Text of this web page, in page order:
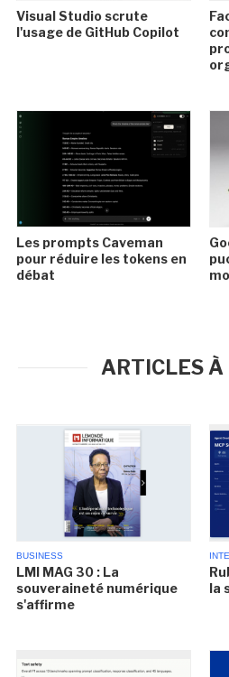
Visual Studio scrute
l'usage de GitHub Copilot
Les prompts Caveman
pour réduire les tokens en
débat
ARTICLES À
BUSINESS
LMI MAG 30 : La
souveraineté numérique
s'affirme
la